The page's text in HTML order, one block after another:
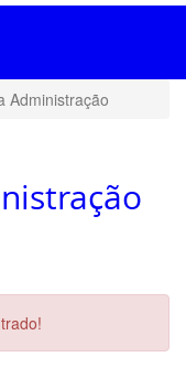
Administração